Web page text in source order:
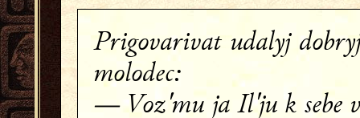
Prigovarivat udalyj dobryj
molodec:
— Voz'mu ja Il'ju k sebe v